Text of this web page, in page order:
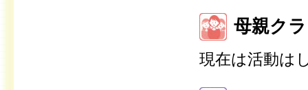
母親ク
現在は活動は